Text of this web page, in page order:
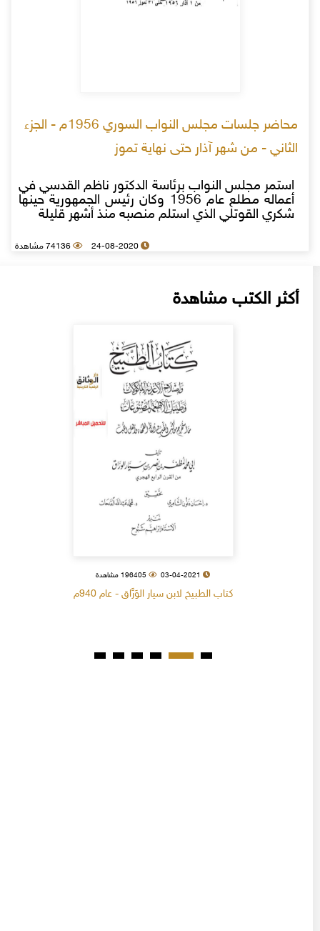
محاضر جلسات مجلس النواب السوري 1956م - الجزء
الثاني - من شهر آذار حتى نهاية تموز
استمر مجلس النواب برئاسة الدكتور ناظم القدسي في
أعماله مطلع عام 1956 وكان رئيس الجمهورية حينها
شكري القوتلي الذي استلم منصبه منذ أشهر قليلة
24-08-2020 74136 مشاهدة
أكثر الكتب مشاهدة
03-04-2021 196405 مشاهدة
كتاب الطبيخ لابن سيار الوَرَّاق - عام 940م